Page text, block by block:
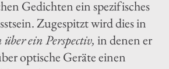
Gedichten ein spezifisches
Zugespitzt wird dies in
ein Perspectiv, in denen er
optische Geräte einen